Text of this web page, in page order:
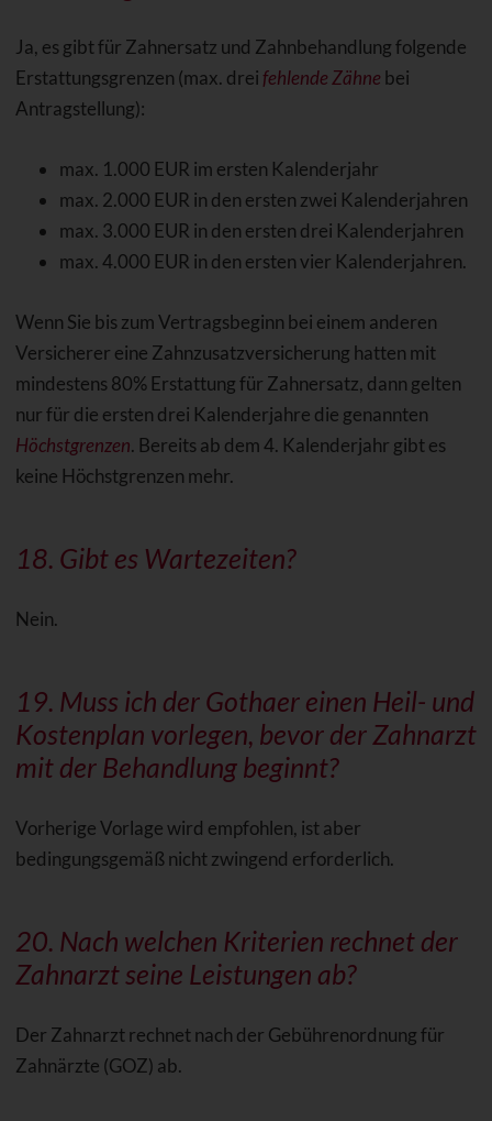
Ja, es gibt für Zahnersatz und Zahnbehandlung folgende
Erstattungsgrenzen (max. drei fehlende Zähne bei
Antragstellung):
max. 1.000 EUR im ersten Kalenderjahr
max. 2.000 EUR in den ersten zwei Kalenderjahren
max. 3.000 EUR in den ersten drei Kalenderjahren
max. 4.000 EUR in den ersten vier Kalenderjahren.
Wenn Sie bis zum Vertragsbeginn bei einem anderen
Versicherer eine Zahnzusatzversicherung hatten mit
mindestens 80% Erstattung für Zahnersatz, dann gelten
nur für die ersten drei Kalenderjahre die genannten
Höchstgrenzen. Bereits ab dem 4. Kalenderjahr gibt es
keine Höchstgrenzen mehr.
18. Gibt es Wartezeiten?
Nein.
19. Muss ich der Gothaer einen Heil- und
Kostenplan vorlegen, bevor der Zahnarzt
mit der Behandlung beginnt?
Vorherige Vorlage wird empfohlen, ist aber
bedingungsgemäß nicht zwingend erforderlich.
20. Nach welchen Kriterien rechnet der
Zahnarzt seine Leistungen ab?
Der Zahnarzt rechnet nach der Gebührenordnung für
Zahnärzte (GOZ) ab.